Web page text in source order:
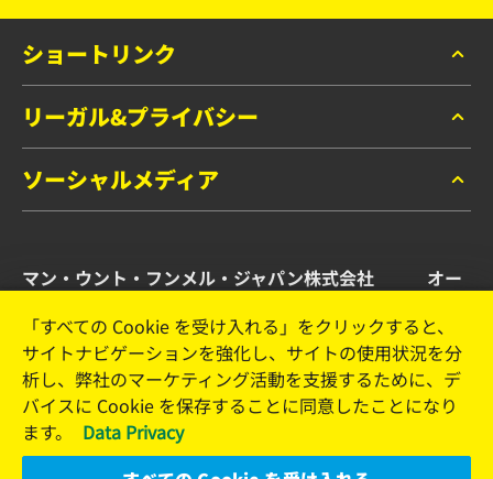
ショートリンク
マンフィルター カタログ
お問い合わせ
リーガル&プライバシー
データプライバシー
リーガルノーティス
ソーシャルメディア
Instagram
YouTube
マン・ウント・フンメル・ジャパン株式会社 オー
横浜市港北区新横浜2-15-10 YS新横浜ビル2F
Tel. +81 (45) 470 4611
Email: info.jp@mann-hummel.com
The Company
Jobs & Career
「すべての Cookie を受け入れる」をクリックすると、
サイトナビゲーションを強化し、サイトの使用状況を分
析し、弊社のマーケティング活動を支援するために、デ
バイスに Cookie を保存することに同意したことになり
ます。
Data Privacy